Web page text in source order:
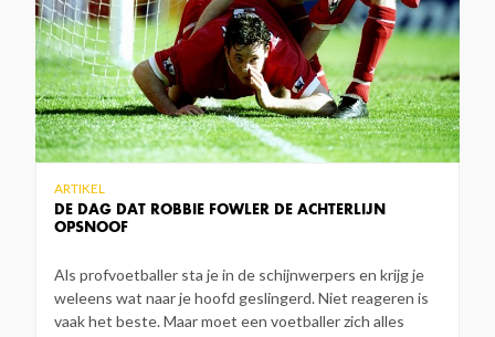
DE DAG DAT ROBBIE FOWLER DE ACHTERLIJN
OPSNOOF
ARTIKEL
Als profvoetballer sta je in de schijnwerpers en krijg je
weleens wat naar je hoofd geslingerd. Niet reageren is
vaak het beste. Maar moet een voetballer zich alles